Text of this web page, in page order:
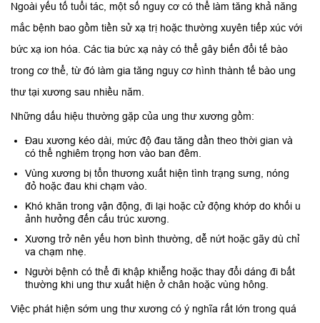
Ngoài yếu tố tuổi tác, một số nguy cơ có thể làm tăng khả năng
mắc bệnh bao gồm tiền sử xạ trị hoặc thường xuyên tiếp xúc với
bức xạ ion hóa. Các tia bức xạ này có thể gây biến đổi tế bào
trong cơ thể, từ đó làm gia tăng nguy cơ hình thành tế bào ung
thư tại xương sau nhiều năm.
Những dấu hiệu thường gặp của ung thư xương gồm:
Đau xương kéo dài, mức độ đau tăng dần theo thời gian và
có thể nghiêm trọng hơn vào ban đêm.
Vùng xương bị tổn thương xuất hiện tình trạng sưng, nóng
đỏ hoặc đau khi chạm vào.
Khó khăn trong vận động, đi lại hoặc cử động khớp do khối u
ảnh hưởng đến cấu trúc xương.
Xương trở nên yếu hơn bình thường, dễ nứt hoặc gãy dù chỉ
va chạm nhẹ.
Người bệnh có thể đi khập khiễng hoặc thay đổi dáng đi bất
thường khi ung thư xuất hiện ở chân hoặc vùng hông.
Việc phát hiện sớm ung thư xương có ý nghĩa rất lớn trong quá